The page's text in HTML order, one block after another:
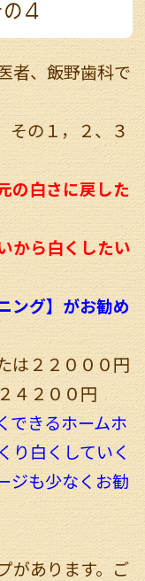
４
者、飯野歯科で
その１，２、３
の白さに戻した
から白くしたい
ング】がお勧め
は２２０００円
４２００円
できるホームホ
り白くしていく
ジも少なくお勧
があります。ご